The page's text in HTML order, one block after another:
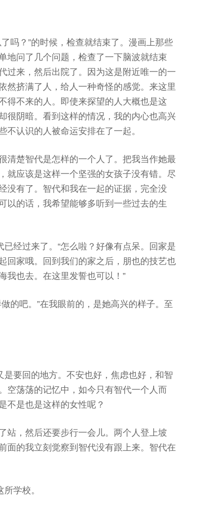
吗？”的时候，检查就结束了。漫画上那些
地问了几个问题，检查了一下脑波就结束
过来，然后出院了。因为这是附近唯一的一
然挤满了人，给人一种奇怪的感觉。来这里
得不来的人。即使来探望的人大概也是这
很阴暗。看到这样的情况，我的内心也高兴
认识的人被命运安排在了一起。
清楚智代是怎样的一个人了。把我当作她最
就应该是这样一个坚强的女孩子没有错。尽
没有了。智代和我在一起的证据，完全没
以的话，我希望能够多听到一些过去的生
已经过来了。“怎么啦？好像有点呆。回家是
回家哦。回到我们的家之后，朋也的技艺也
我也去。在这里发誓也可以！”
的吧。”在我眼前的，是她高兴的样子。至
是要回的地方。不安也好，焦虑也好，和智
空荡荡的记忆中，如今只有智代一个人而
不是也是这样的女性呢？
站，然后还要步行一会儿。两个人登上坡
面的我立刻觉察到智代没有跟上来。智代在
学校。